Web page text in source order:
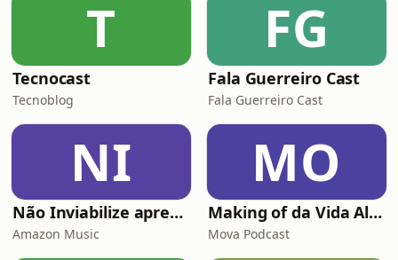
T
Tecnocast
Tecnoblog
FG
Fala Guerreiro Cast
Fala Guerreiro Cast
NI
Não Inviabilize apresenta: Histórias da Firma
Amazon Music
MO
Making of da Vida Alheia - Mova
Mova Podcast